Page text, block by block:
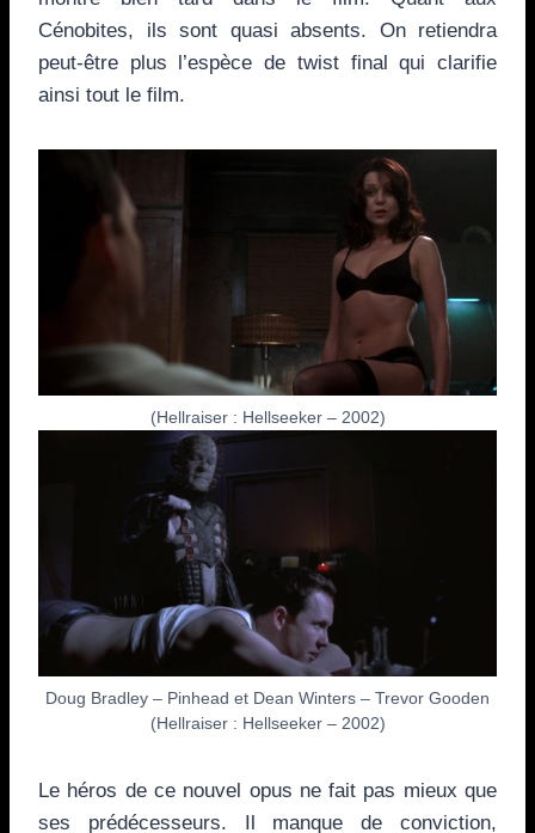
Cénobites, ils sont quasi absents. On retiendra
peut-être plus l’espèce de twist final qui clarifie
ainsi tout le film.
(Hellraiser : Hellseeker – 2002)
Doug Bradley – Pinhead et Dean Winters – Trevor Gooden
(Hellraiser : Hellseeker – 2002)
Le héros de ce nouvel opus ne fait pas mieux que
ses prédécesseurs. Il manque de conviction,